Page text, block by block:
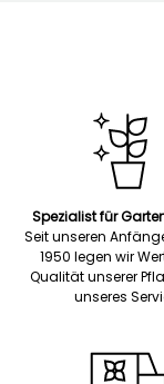
Spezialist für
Seit unseren
1950 legen wir
Qualität unserer
unseres